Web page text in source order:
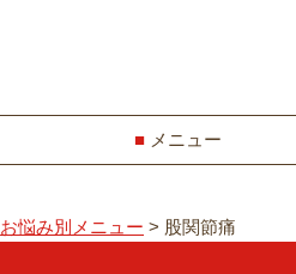
メニュー
お悩み別メニュー > 股関節痛